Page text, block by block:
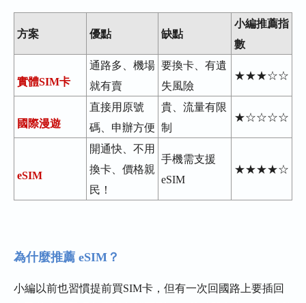
方案 優點 缺點
小編推薦指
數
實體SIM卡
通路多、機場
就有賣
要換卡、有遺
失風險
★★★☆☆
國際漫遊
直接用原號
碼、申辦方便
貴、流量有限
制
★☆☆☆☆
eSIM
開通快、不用
換卡、價格親
民！
手機需支援
eSIM
★★★★☆
為什麼推薦 eSIM？
小編以前也習慣提前買SIM卡，但有一次回國路上要插回